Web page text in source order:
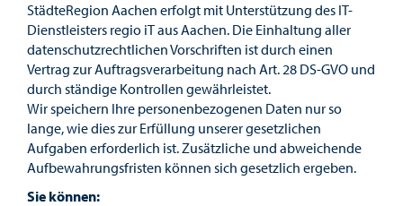
StädteRegion Aachen erfolgt mit Unterstützung des IT-
Dienstleisters regio iT aus Aachen. Die Einhaltung aller
datenschutzrechtlichen Vorschriften ist durch einen
Vertrag zur Auftragsverarbeitung nach Art. 28 DS-GVO und
durch ständige Kontrollen gewährleistet.
Wir speichern Ihre personenbezogenen Daten nur so
lange, wie dies zur Erfüllung unserer gesetzlichen
Aufgaben erforderlich ist. Zusätzliche und abweichende
Aufbewahrungsfristen können sich gesetzlich ergeben.
Sie können: